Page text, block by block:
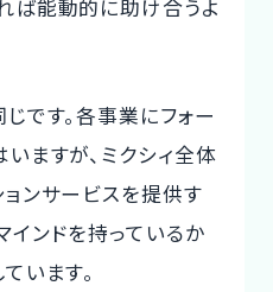
ば能動的に助け合うよ
です。各事業にフォー
ますが、ミクシィ全体
ンサービスを提供す
ンドを持っているか
います。